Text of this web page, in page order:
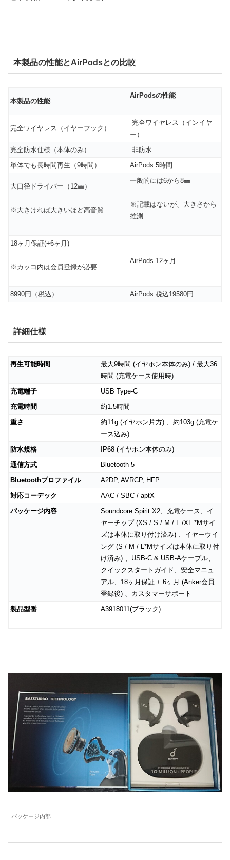
本製品の性能とAirPodsとの比較
本製品の性能
AirPodsの性能
完全ワイヤレス（イヤーフック）
完全ワイヤレス（インイヤ
ー）
完全防水仕様（本体のみ）
非防水
単体でも長時間再生（9時間）
AirPods 5時間
大口径ドライバー（12㎜）
※大きければ大きいほど高音質
一般的には6から8㎜
※記載はないが、大きさから
推測
18ヶ月保証(+6ヶ月)
※カッコ内は会員登録が必要
AirPods 12ヶ月
8990円（税込） AirPods 税込19580円
詳細仕様
再生可能時間
最大9時間 (イヤホン本体のみ) / 最大36
時間 (充電ケース使用時)
充電端子
USB Type-C
充電時間
約1.5時間
重さ
約11g (イヤホン片方) 、約103g (充電ケ
ース込み)
防水規格
IP68 (イヤホン本体のみ)
通信方式
Bluetooth 5
Bluetoothプロファイル
A2DP, AVRCP, HFP
対応コーデック
AAC / SBC / aptX
パッケージ内容
Soundcore Spirit X2、充電ケース、イ
ヤーチップ (XS / S / M / L /XL *Mサイ
ズは本体に取り付け済み) 、イヤーウイ
ング (S / M / L*Mサイズは本体に取り付
け済み) 、USB-C & USB-Aケーブル、
クイックスタートガイド、安全マニュ
アル、18ヶ月保証 + 6ヶ月 (Anker会員
登録後) 、カスタマーサポート
製品型番
A3918011(ブラック)
パッケージ内部